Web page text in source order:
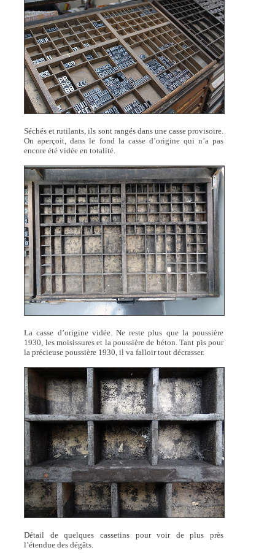
Séchés et rutilants, ils sont rangés dans une casse provisoire.
On aperçoit, dans le fond la casse d’origine qui n’a pas
encore été vidée en totalité.
La casse d’origine vidée. Ne reste plus que la poussière
1930, les moisissures et la poussière de béton. Tant pis pour
la précieuse poussière 1930, il va falloir tout décrasser.
Détail de quelques cassetins pour voir de plus près
l’étendue des dégâts.